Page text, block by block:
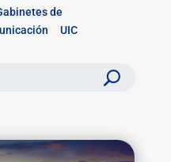
de
UIC